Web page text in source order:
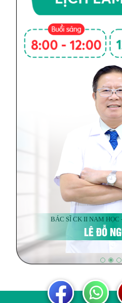
BÁC SĨ CK II NAM HỌC
LÊ ĐỖ